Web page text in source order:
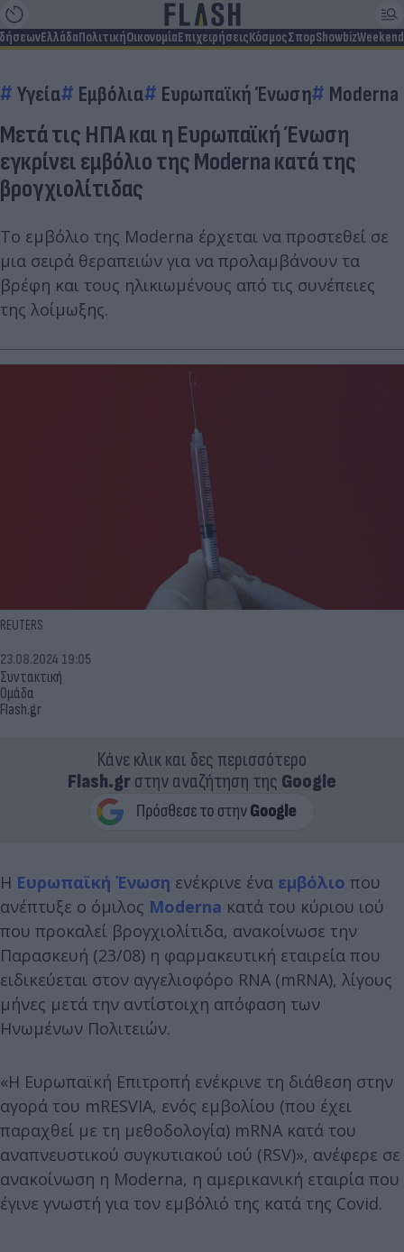
ΕλλάδαΠολιτικήΟικονομίαΕπιχειρήσειςΚόσμοςΣπορShowbizWeekend
Υγεία Εμβόλια Ευρωπαϊκή Ένωση Moderna
Μετά τις ΗΠΑ και η Ευρωπαϊκή Ένωση
εγκρίνει εμβόλιο της Moderna κατά της
βρογχιολίτιδας
Το εμβόλιο της Moderna έρχεται να προστεθεί σε
μια σειρά θεραπειών για να προλαμβάνουν τα
βρέφη και τους ηλικιωμένους από τις συνέπειες
της λοίμωξης.
REUTERS
Συντακτική
Ομάδα
Flash.gr
23.08.2024 19:05
Κάνε κλικ και δες περισσότερο
Flash.grστην αναζήτηση της Google
Η Ευρωπαϊκή Ένωση ενέκρινε ένα εμβόλιο που
ανέπτυξε ο όμιλος Moderna κατά του κύριου ιού
που προκαλεί βρογχιολίτιδα, ανακοίνωσε την
Παρασκευή (23/08) η φαρμακευτική εταιρεία που
ειδικεύεται στον αγγελιοφόρο RNA (mRNA), λίγους
μήνες μετά την αντίστοιχη απόφαση των
Ηνωμένων Πολιτειών.
«Η Ευρωπαϊκή Επιτροπή ενέκρινε τη διάθεση στην
αγορά του mRESVIA, ενός εμβολίου (που έχει
παραχθεί με τη μεθοδολογία) mRNA κατά του
αναπνευστικού συγκυτιακού ιού (RSV)», ανέφερε σε
ανακοίνωση η Moderna, η αμερικανική εταιρία που
έγινε γνωστή για τον εμβόλιό της κατά της Covid.